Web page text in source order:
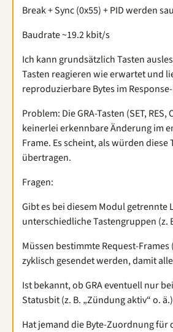
Break + Sync (0x55) + PID werden
Baudrate ~19.2 kbit/s
Ich kann grundsätzlich Tasten
Tasten reagieren wie erwartet und
reproduzierbare Bytes im
Problem: Die GRA-Tasten (SET,
keinerlei erkennbare Änderung im
Frame. Es scheint, als würden diese
übertragen.
Fragen:
Gibt es bei diesem Modul getrennte
unterschiedliche Tastengruppen (z.
Müssen bestimmte Request-
zyklisch gesendet werden, damit
Ist bekannt, ob GRA eventuell nur
Statusbit (z. B. „Zündung aktiv“ o.
Hat jemand die Byte-Zuordnung für